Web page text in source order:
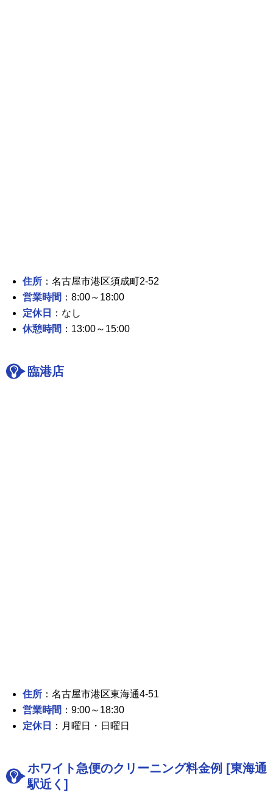
住所 ：名古屋市港区須成町2-52
営業時間 ：8:00～18:00
定休日
：なし
休憩時間 ：13:00～15:00
臨港店
住所 ：名古屋市港区東海通4-51
営業時間 ：9:00～18:30
定休日
：月曜日・日曜日
ホワイト急便のクリーニング料金例 [東海通
駅近く]